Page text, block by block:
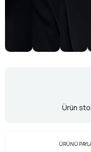
Ürün
ÜRÜNÜ